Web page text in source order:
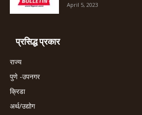
April 5, 2023
प्रसिद्ध प्रकार
राज्य
पुणे -उपनगर
क्रिडा
अर्थ/उद्योग